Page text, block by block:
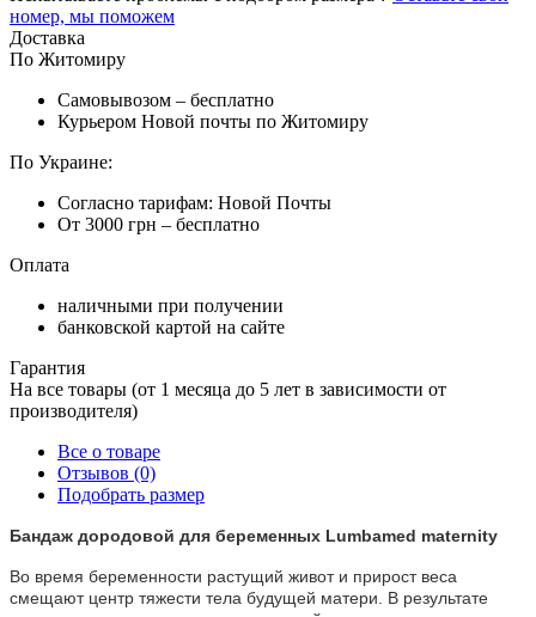
номер, мы поможем
Доставка
По Житомиру
Самовывозом – бесплатно
Курьером Новой почты по Житомиру
По Украине:
Согласно тарифам: Новой Почты
От 3000 грн – бесплатно
Оплата
наличными при получении
банковской картой на сайте
Гарантия
На все товары (от 1 месяца до 5 лет в зависимости от
производителя)
Все о товаре
Отзывов (0)
Подобрать размер
Бандаж дородовой для беременных Lumbamed maternity
Во время беременности растущий живот и прирост веса
смещают центр тяжести тела будущей матери. В результате